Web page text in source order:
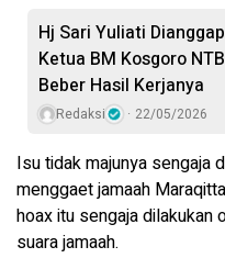
Hj Sari Yuliati
Ketua BM Kosgoro
Beber Hasil Kerjanya
Redaksi 22/05/2026
Isu tidak majunya sengaja
menggaet jamaah
hoax itu sengaja dilakukan
suara jamaah.